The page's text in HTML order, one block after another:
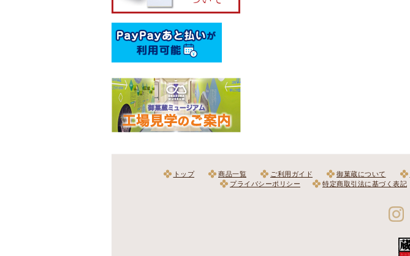
トップ 商品一覧 ご利用ガイド 御菓蔵について
プライバシーポリシー
特定商取引法に基づく表記